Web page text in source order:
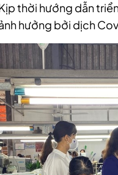
thời hướng dẫn
hưởng bởi dịch